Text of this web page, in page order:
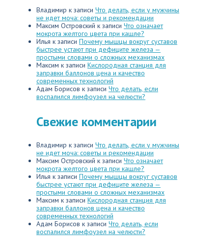
Владимир к записи Что делать, если у мужчины
не идет моча: советы и рекомендации
Максим Островский к записи Что означает
мокрота желтого цвета при кашле?
Илья к записи Почему мышцы вокруг суставов
быстрее устают при дефиците железа —
простыми словами о сложных механизмах
Максим к записи Кислородная станция для
заправки баллонов цена и качество
современных технологий
Адам Борисов к записи Что делать, если
воспалился лимфоузел на челюсти?
Свежие комментарии
Владимир к записи Что делать, если у мужчины
не идет моча: советы и рекомендации
Максим Островский к записи Что означает
мокрота желтого цвета при кашле?
Илья к записи Почему мышцы вокруг суставов
быстрее устают при дефиците железа —
простыми словами о сложных механизмах
Максим к записи Кислородная станция для
заправки баллонов цена и качество
современных технологий
Адам Борисов к записи Что делать, если
воспалился лимфоузел на челюсти?